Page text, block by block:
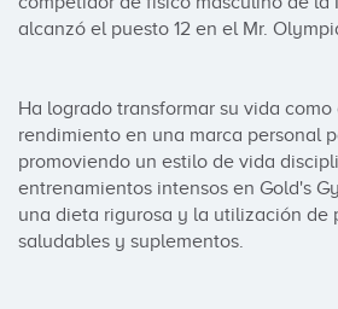
alcanzó el puesto 12 en el Mr.
Ha logrado transformar su vida
rendimiento en una marca personal
promoviendo un estilo de vida
entrenamientos intensos en Gold's
una dieta rigurosa y la utilización de
saludables y suplementos.